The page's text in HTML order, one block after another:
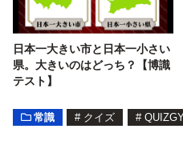
日本一大きい市と日本一小さい
県。大きいのはどっち？【博識
テスト】
常識 # クイズ #